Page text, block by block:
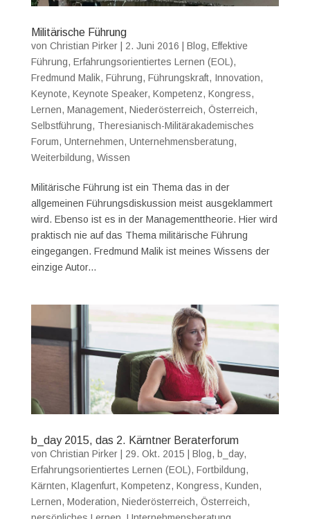
Militärische Führung
von Christian Pirker| 2. Juni 2016 Blog, Effektive
Führung, Erfahrungsorientiertes Lernen (EOL),
Fredmund Malik, Führung, Führungskraft, Innovation,
Keynote, Keynote Speaker, Kompetenz, Kongress,
Lernen, Management, Niederösterreich, Österreich,
Selbstführung, Theresianisch-Militärakademisches
Forum, Unternehmen, Unternehmensberatung,
Weiterbildung, Wissen
Militärische Führung ist ein Thema das in der
allgemeinen Führungsdiskussion meist ausgeklammert
wird. Ebenso ist es in der Managementtheorie. Hier wird
praktisch nie auf das Thema militärische Führung
eingegangen. Fredmund Malik ist meines Wissens der
einzige Autor...
b_day 2015, das 2. Kärntner Beraterforum
von Christian Pirker| 29. Okt. 2015 | Blog, b_day,
Erfahrungsorientiertes Lernen (EOL), Fortbildung,
Kärnten, Klagenfurt, Kompetenz, Kongress, Kunden,
Lernen, Moderation, Niederösterreich, Österreich,